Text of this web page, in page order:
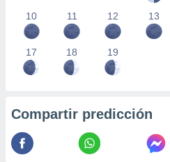
10 11 12 13
17 18 19
Compartir predicción